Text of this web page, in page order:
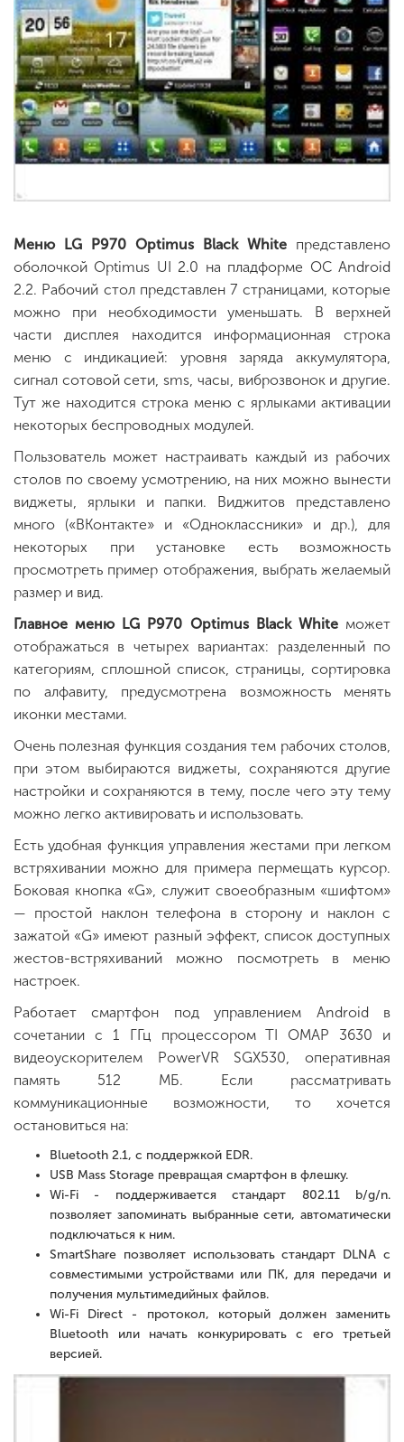
Меню LG P970 Optimus Black White представлено
оболочкой Optimus UI 2.0 на пладформе ОС Android
2.2. Рабочий стол представлен 7 страницами, которые
можно при необходимости уменьшать. В верхней
части дисплея находится информационная строка
меню с индикацией: уровня заряда аккумулятора,
сигнал сотовой сети, sms, часы, виброзвонок и другие.
Тут же находится строка меню с ярлыками активации
некоторых беспроводных модулей.
Пользователь может настраивать каждый из рабочих
столов по своему усмотрению, на них можно вынести
виджеты, ярлыки и папки. Виджитов представлено
много («ВКонтакте» и «Одноклассники» и др.), для
некоторых при установке есть возможность
просмотреть пример отображения, выбрать желаемый
размер и вид.
Главное меню LG P970 Optimus Black Whiteможет
отображаться в четырех вариантах: разделенный по
категориям, сплошной список, страницы, сортировка
по алфавиту, предусмотрена возможность менять
иконки местами.
Очень полезная функция создания тем рабочих столов,
при этом выбираются виджеты, сохраняются другие
настройки и сохраняются в тему, после чего эту тему
можно легко активировать и использовать.
Есть удобная функция управления жестами при легком
встряхивании можно для примера пермещать курсор.
Боковая кнопка «G», служит своеобразным «шифтом»
— простой наклон телефона в сторону и наклон с
зажатой «G» имеют разный эффект, список доступных
жестов-встряхиваний можно посмотреть в меню
настроек.
Работает смартфон под управлением Android в
сочетании с 1 ГГц процессором TI OMAP 3630 и
видеоускорителем PowerVR SGX530, оперативная
память 512 МБ. Если рассматривать
коммуникационные возможности, то хочется
остановиться на:
Bluetooth 2.1, с поддержкой EDR.
USB Mass Storage превращая смартфон в флешку.
Wi-Fi - поддерживается стандарт 802.11 b/g/n.
позволяет запоминать выбранные сети, автоматически
подключаться к ним.
SmartShare позволяет использовать стандарт DLNA с
совместимыми устройствами или ПК, для передачи и
получения мультимедийных файлов.
Wi-Fi Direct - протокол, который должен заменить
Bluetooth или начать конкурировать с его третьей
версией.